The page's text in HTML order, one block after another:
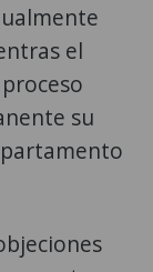
el
su